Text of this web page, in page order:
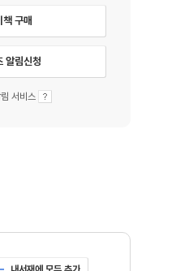
책 구매
알림신청
서비스